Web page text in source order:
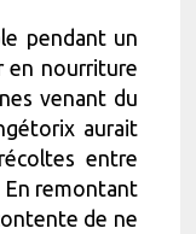
pendant un
en nourriture
venant du
aurait
entre
En remontant
de ne